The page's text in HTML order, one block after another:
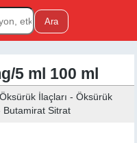
5 ml 100 ml
İlaçları - Öksürük
Butamirat Sitrat